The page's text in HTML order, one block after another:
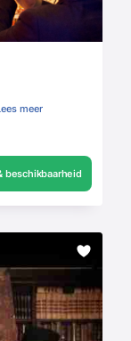
meer
beschikbaarheid